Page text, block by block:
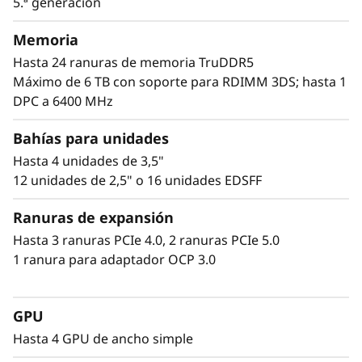
trabajo intensivas de gráficos, virtualización y
análisis de datos.
Con la protección que ofrece la seguridad
de Lenovo, el SR645 V3 personifica la fama de
máxima fiabilidad de Lenovo.
Memoria
Hasta 24 ranuras de memoria TruDDR5
Máximo de 6 TB con soporte para RDIMM 3DS; hasta 1
DPC a 6400 MHz
Bahías para unidades
Hasta 4 unidades de 3,5"
12 unidades de 2,5" o 16 unidades EDSFF
Ranuras de expansión
Hasta 3 ranuras PCIe 4.0, 2 ranuras PCIe 5.0
1 ranura para adaptador OCP 3.0
GPU
Hasta 4 GPU de ancho simple